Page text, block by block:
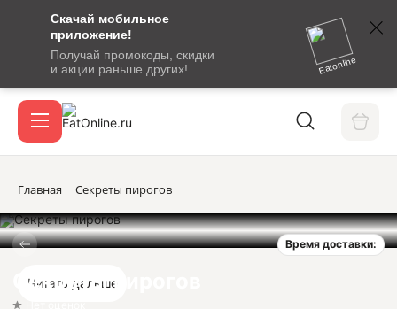
Скачай мобильное
приложение!
Получай промокоды, скидки
и акции раньше других!
Eatonline
сообщение
кодом
подтверждения
Акции
Главная Секреты пирогов
Время доставки:
Секреты пирогов
Читать дальше